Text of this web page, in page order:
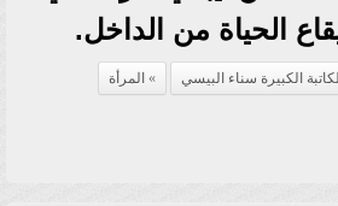
الحياة من الداخل.
الكاتبة الكبيرة سناء البيسي
المرأة